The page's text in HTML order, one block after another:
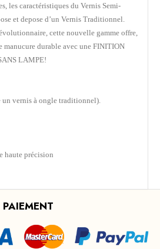
les caractéristiques du Vernis Semi-
et depose d’un Vernis Traditionnel.
cette nouvelle gamme offre,
manucure durable avec une FINITION
LAMPE!
un vernis à ongle traditionnel).
haute précision
PAIEMENT